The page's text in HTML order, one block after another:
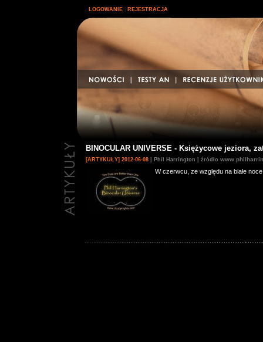
LOGOWANIE REJESTRACJA
BINOCULAR UNIVERSE - Księżycowe jeziora,
[ARTYKUŁY] 2012-06-08 | Phil Harrington | źródło
W czerwcu, ze względu na białe